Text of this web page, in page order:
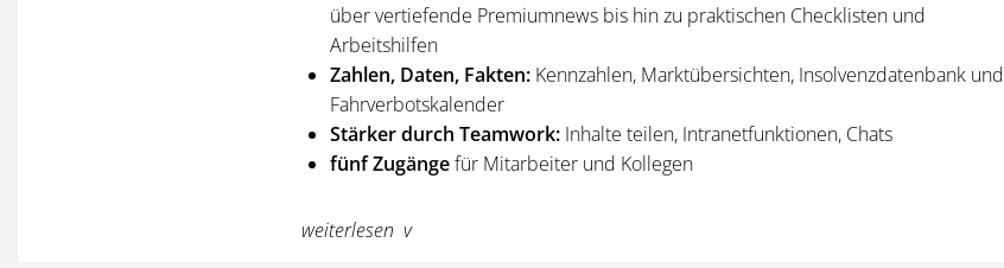
über vertiefende Premiumnews bis hin zu praktischen Checklisten und
Arbeitshilfen
Zahlen, Daten, Fakten: Kennzahlen, Marktübersichten, Insolvenzdatenbank und
Fahrverbotskalender
Stärker durch Teamwork: Inhalte teilen, Intranetfunktionen, Chats
fünf Zugängefür Mitarbeiter und Kollegen
Sie erhaltenalle Ausgaben
weiterlesen